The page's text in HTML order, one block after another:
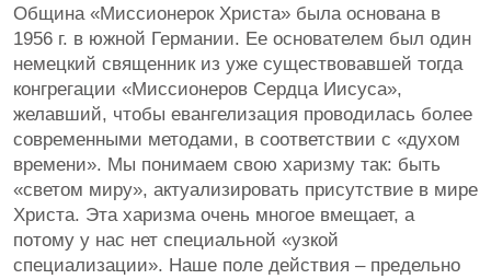
Община «Миссионерок Христа» была основана в
1956 г. в южной Германии. Ее основателем был один
немецкий священник из уже существовавшей тогда
конгрегации «Миссионеров Сердца Иисуса»,
желавший, чтобы евангелизация проводилась более
современными методами, в соответствии с «духом
времени». Мы понимаем свою харизму так: быть
«светом миру», актуализировать присутствие в мире
Христа. Эта харизма очень многое вмещает, а
потому у нас нет специальной «узкой
специализации». Наше поле действия – предельно